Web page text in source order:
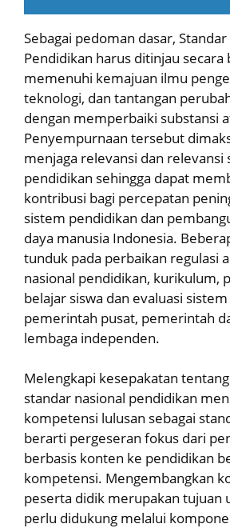
Sebagai pedoman dasar,
Pendidikan harus ditinjau
memenuhi kemajuan ilmu
teknologi, dan tantangan
dengan memperbaiki substansi
Penyempurnaan tersebut
menjaga relevansi dan relevansi
pendidikan sehingga dapat
kontribusi bagi percepatan
sistem pendidikan dan
daya manusia Indonesia.
tunduk pada perbaikan regulasi
nasional pendidikan, kurikulum,
belajar siswa dan evaluasi
pemerintah pusat, pemerintah
lembaga independen.
Melengkapi kesepakatan
standar nasional pendidikan
kompetensi lulusan sebagai
berarti pergeseran fokus dari
berbasis konten ke pendidikan
kompetensi. Mengembangkan
peserta didik merupakan tujuan
perlu didukung melalui